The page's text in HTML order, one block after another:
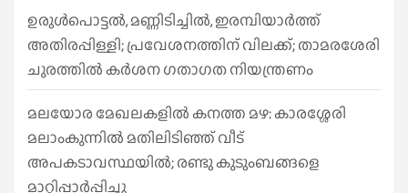
h
ഉരുൾപൊട്ടൽ, മണ്ണിടിച്ചിൽ, ഇരമ്പിയാര്‍ത്ത്
അതിരപ്പിള്ളി; പ്രവേശനത്തിന് വിലക്ക്; താമരശേരി
ചുരത്തില്‍ കര്‍ശന ഗതാഗത നിയന്ത്രണം
മലയോര മേഖലകളിൽ കനത്ത മഴ: കാരശ്ശേരി
മലാംകുന്നിൽ മതിലിടിഞ്ഞ് വീട്
അപകടാവസ്ഥയിൽ; രണ്ടു കുടുംബങ്ങളെ
മാറ്റിപ്പാർപ്പിച്ചു